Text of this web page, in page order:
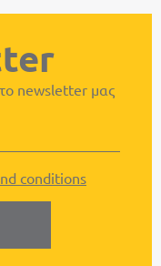
newsletter μας
conditions